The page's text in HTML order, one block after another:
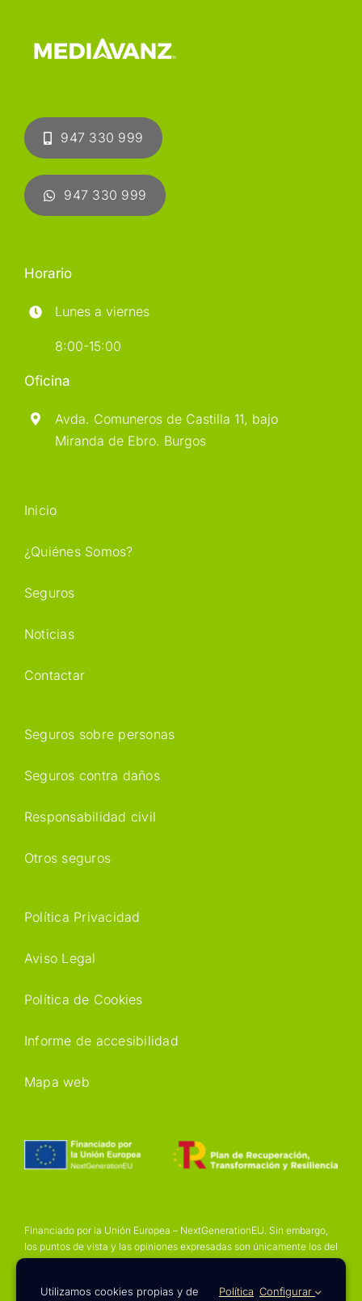
947 330 999
947 330 999
Horario
Lunes a viernes
8:00-15:00
Oficina
Avda. Comuneros de Castilla 11, bajo
Miranda de Ebro. Burgos
Inicio
¿Quiénes Somos?
Seguros
Noticias
Contactar
Seguros sobre personas
Seguros contra daños
Responsabilidad civil
Otros seguros
Política Privacidad
Aviso Legal
Política de Cookies
Informe de accesibilidad
Mapa web
Financiado por la Unión Europea – NextGenerationEU. Sin embargo,
los puntos de vista y las opiniones expresadas son únicamente los del
pueden ser consideradas responsables de las mismas
Utilizamos cookies propias y de Política Configurar